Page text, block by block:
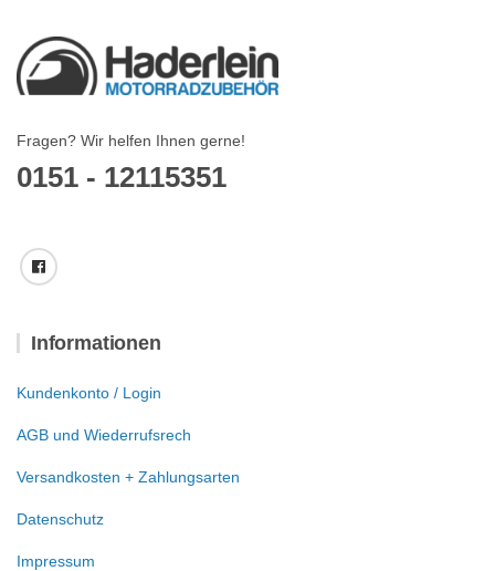
Fragen? Wir helfen Ihnen gerne!
0151 - 12115351
Informationen
Kundenkonto / Login
AGB und Wiederrufsrech
Versandkosten + Zahlungsarten
Datenschutz
Impressum